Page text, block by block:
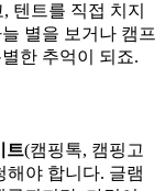
텐트를 직접 치지
별을 보거나 캠프
한 추억이 되죠.
트(캠핑톡, 캠핑고
해야 합니다. 글램